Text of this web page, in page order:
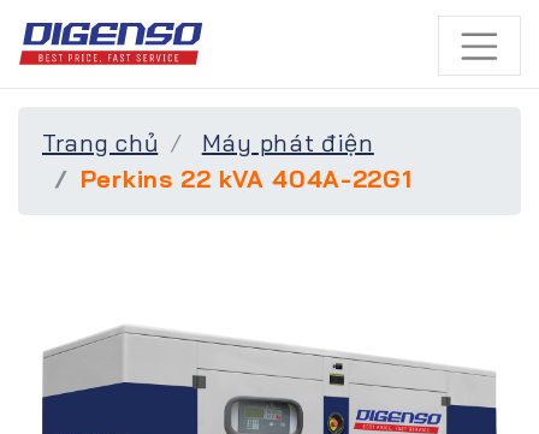
Trang chủ
Máy phát điện
Perkins 22 kVA 404A-22G1